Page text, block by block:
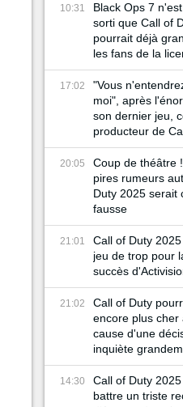
10:31
Black Ops 7
sorti que Call of
pourrait déjà
les fans de la
17:02
"Vous
moi", après
son dernier jeu,
producteur de
retire du milieu
20:05
Coup de théâtre
pires rumeurs
Duty 2025 serait
fausse
21:01
Call of Duty
jeu de trop pour
succès
21:02
Call of Duty
encore plus cher
cause d'une
inquiète
joueurs...
14:30
Call of Duty
battre un triste